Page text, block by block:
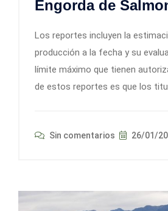
Engorda de
Los reportes incluyen la
producción a la fecha y su
límite máximo que tienen
de estos reportes es que los
Sin comentarios 26/01/